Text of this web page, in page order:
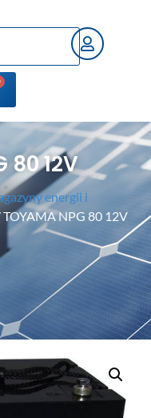
80 12V
energii i
TOYAMA NPG 80 12V